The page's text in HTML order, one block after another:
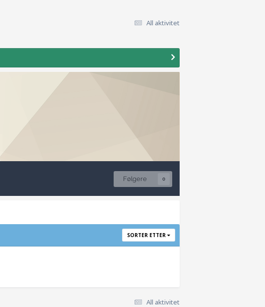
All aktivitet
Følgere 0
SORTER ETTER
All aktivitet